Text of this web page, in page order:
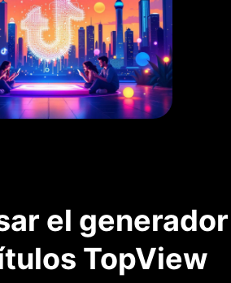
el generador
TopView